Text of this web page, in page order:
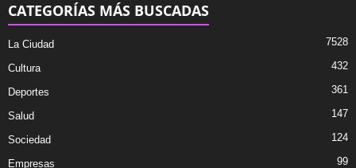
CATEGORÍAS MÁS BUSCADAS
La Ciudad 7528
Cultura 432
Deportes 361
Salud 147
Sociedad 124
Empresas 99